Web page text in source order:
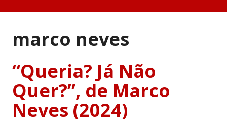
marco neves
“Queria? Já Não
Quer?”, de Marco
Neves (2024)